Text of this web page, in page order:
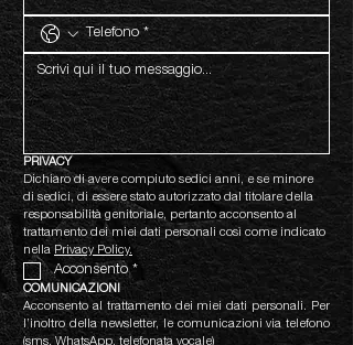
PRIVACY
Dichiaro di avere compiuto sedici anni, e se minore
di sedici, di essere stato autorizzato dal titolare della
responsabilità genitoriale, pertanto acconsento al
trattamento dei miei dati personali così come indicato
nella Privacy Policy.
Acconsento *
COMUNICAZIONI
Acconsento al trattamento dei miei dati personali. Per
l’inoltro della newsletter, le comunicazioni via telefono
(sms, WhatsApp, telefonata vocale)